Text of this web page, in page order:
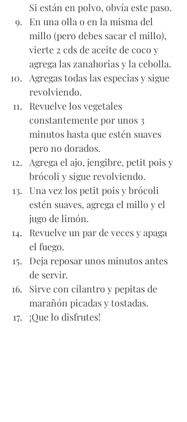
Si están en polvo, obvía este paso.
En una olla o en la misma del
millo (pero debes sacar el millo),
vierte 2 cds de aceite de coco y
agrega las zanahorias y la cebolla.
Agregas todas las especias y sigue
revolviendo.
Revuelve los vegetales
constantemente por unos 3
minutos hasta que estén suaves
pero no dorados.
Agrega el ajo, jengibre, petit pois y
brócoli y sigue revolviendo.
Una vez los petit pois y brócoli
estén suaves, agrega el millo y el
jugo de limón.
Revuelve un par de veces y apaga
el fuego.
Deja reposar unos minutos antes
de servir.
Sirve con cilantro y pepitas de
marañón picadas y tostadas.
¡Que lo disfrutes!